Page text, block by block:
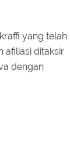
yang telah
afiliasi ditaksir
dengan